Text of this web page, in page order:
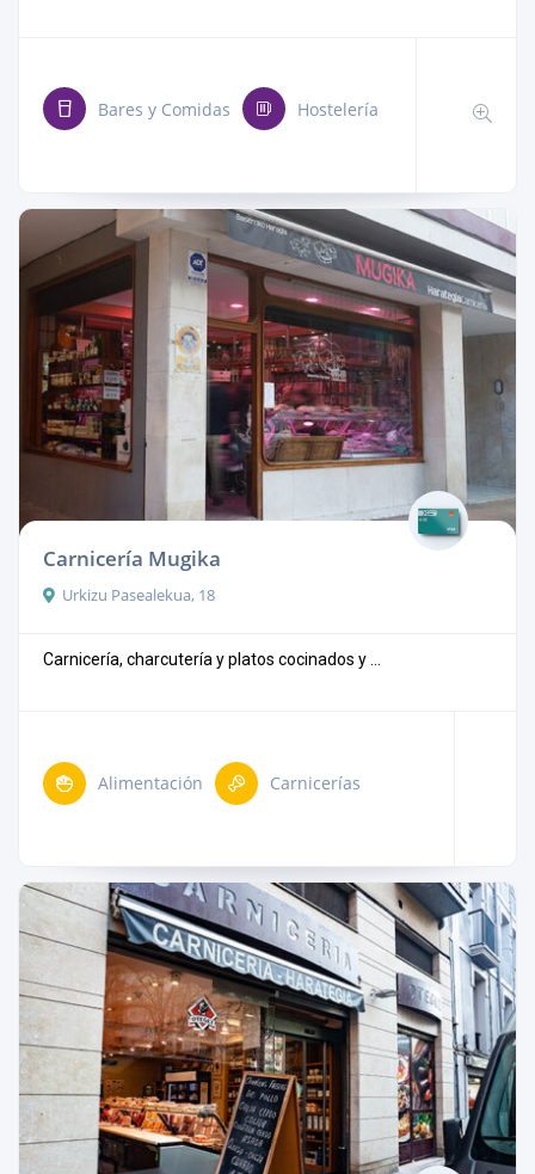
Bares y Comidas Hostelería
Carnicería Mugika
Urkizu Pasealekua, 18
Carnicería, charcutería y platos cocinados y ...
Alimentación Carnicerías